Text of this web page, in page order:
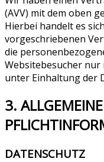
(AVV) mit dem oben
Hierbei handelt es
vorgeschriebenen
die
Websitebesucher nur
unter Einhaltung der
3.
DATENSCHUTZ